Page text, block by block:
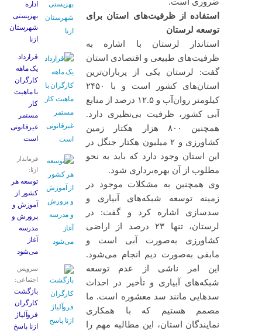
استفاده از ظرفیت‌های استان برای
توسعه لرستان
استاندار لرستان با اشاره به
ظرفیت‌های طبیعی و اقتصادی استان
گفت: لرستان یکی از پرباران‌ترین
استان‌های کشور است و با ۲۴۵۰
کیلومتر روان‌آب و ۱۲.۵ درصد از منابع
آبی کشور، ظرفیت بی‌نظیری دارد.
همچنین ۸۰۰ هزار هکتار زمین
کشاورزی و ۲ میلیون هکتار جنگل در
این استان وجود دارد که باید به نحو
مطلوب از آن بهره‌برداری شود.
وی همچنین به مشکلات موجود در
زمینه توسعه شبکه‌های آبیاری و
سدسازی اشاره کرد و گفت: در
لرستان، تنها ۲۳ درصد از اراضی
کشاورزی به‌صورت آبی است و
مابقی به‌صورت دیم انجام می‌شود.
این امر ناشی از عدم توسعه
شبکه‌های آبیاری و تأخیر در احداث
سدهایی مانند سد معشوره است. ما
مصمم هستیم که با همکاری
نمایندگان استان، این مطالبه مهم را
اداره
بهزیستی
شهرستان
ازنا
قرارداد
یک ماهه
کارگران
با ماهیت
کار
مستمر
غیرقانونی
است
فرماندار
ازنا:
توسعه هر
کشور از
آموزش و
پرورش و
مدرسه
آغاز
می‌شود
سرویس
اجتماعی:
بازگشت
کارگران
فروآلیاژ
ازنا پاسخ